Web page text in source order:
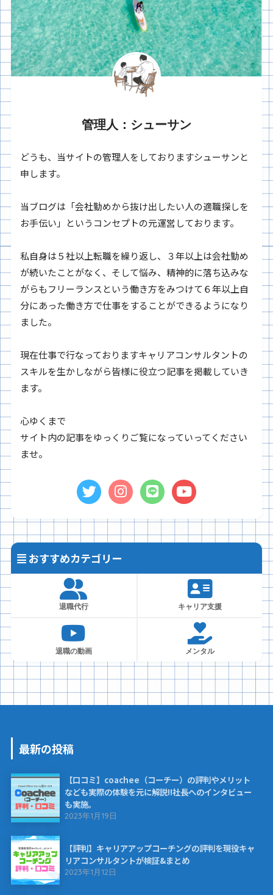
管理人：シューサン
どうも、当サイトの管理人をしておりますシューサンと
申します。
当ブログは「会社勤めから抜け出したい人の適職探しを
お手伝い」というコンセプトの元運営しております。
私自身は５社以上転職を繰り返し、３年以上は会社勤め
が続いたことがなく、そして悩み、精神的に落ち込みな
がらもフリーランスという働き方をみつけて６年以上自
分にあった働き方で仕事をすることができるようになり
ました。
現在仕事で行なっておりますキャリアコンサルタントの
スキルを生かしながら皆様に役立つ記事を掲載していき
ます。
心ゆくまで
サイト内の記事をゆっくりご覧になっていってください
ませ。
おすすめカテゴリー
退職代行 キャリア支援
退職の動画 メンタル
最新の投稿
【口コミ】coachee（コーチー）の評判やメリット
なども実際の体験を元に解説!!社長へのインタビュー
も実施。
2023年1月19日
【評判】キャリアアップコーチングの評判を現役キャ
リアコンサルタントが検証&まとめ
2023年1月12日